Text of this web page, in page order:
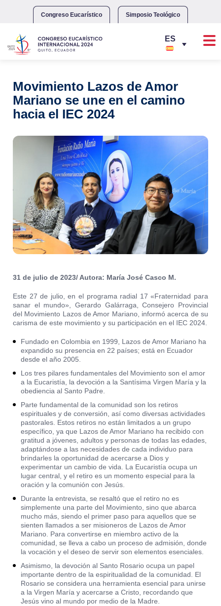
Congreso Eucarístico Simposio Teológico
Movimiento Lazos de Amor
Mariano se une en el camino
hacia el IEC 2024
31 de julio de 2023/ Autora: María José Casco M.
Este 27 de julio, en el programa radial 17 «Fraternidad para
sanar el mundo», Gerardo Galárraga, Consejero Provincial
del Movimiento Lazos de Amor Mariano, informó acerca de su
carisma de este movimiento y su participación en el IEC 2024.
Fundado en Colombia en 1999, Lazos de Amor Mariano ha
expandido su presencia en 22 países; está en Ecuador
desde el año 2005.
Los tres pilares fundamentales del Movimiento son el amor
a la Eucaristía, la devoción a la Santísima Virgen María y la
obediencia al Santo Padre.
Parte fundamental de la comunidad son los retiros
espirituales y de conversión, así como diversas actividades
pastorales. Estos retiros no están limitados a un grupo
específico, ya que Lazos de Amor Mariano ha recibido con
gratitud a jóvenes, adultos y personas de todas las edades,
adaptándose a las necesidades de cada individuo para
brindarles la oportunidad de acercarse a Dios y
experimentar un cambio de vida. La Eucaristía ocupa un
lugar central, y el retiro es un momento especial para la
oración y la comunión con Jesús.
Durante la entrevista, se resaltó que el retiro no es
simplemente una parte del Movimiento, sino que abarca
mucho más, siendo el primer paso para aquellos que se
sienten llamados a ser misioneros de Lazos de Amor
Mariano. Para convertirse en miembro activo de la
comunidad, se lleva a cabo un proceso de admisión, donde
la vocación y el deseo de servir son elementos esenciales.
Asimismo, la devoción al Santo Rosario ocupa un papel
importante dentro de la espiritualidad de la comunidad. El
Rosario se considera una herramienta esencial para unirse
a la Virgen María y acercarse a Cristo, recordando que
Jesús vino al mundo por medio de la Madre.